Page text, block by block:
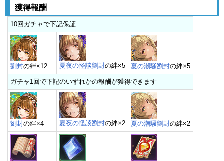
獲得報酬 †
10回ガチャで下記保証
劉封の絆×12 夏夜の怪談劉封の絆×5 夏の潮騒劉封の絆×5
ガチャ1回で下記のいずれかの報酬が獲得できます
劉封の絆×4 夏夜の怪談劉封の絆×2 夏の潮騒劉封の絆×2